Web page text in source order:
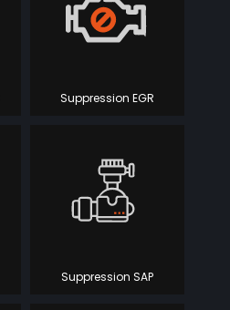
Suppression EGR
Suppression SAP